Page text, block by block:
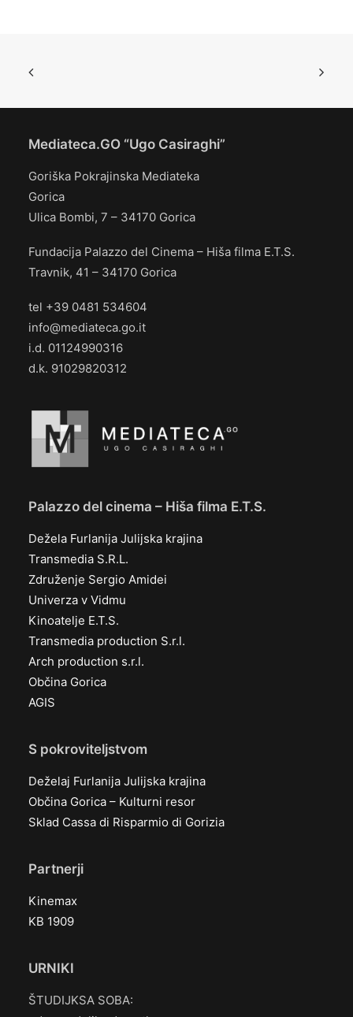
Mediateca.GO “Ugo Casiraghi”
Goriška Pokrajinska Mediateka
Gorica
Ulica Bombi, 7 – 34170 Gorica
Fundacija Palazzo del Cinema – Hiša filma E.T.S.
Travnik, 41 – 34170 Gorica
tel +39 0481 534604
info@mediateca.go.it
i.d. 01124990316
d.k. 91029820312
Palazzo del cinema – Hiša filma E.T.S.
Dežela Furlanija Julijska krajina
Transmedia S.R.L.
Združenje Sergio Amidei
Univerza v Vidmu
Kinoatelje E.T.S.
Transmedia production S.r.l.
Arch production s.r.l.
Občina Gorica
AGIS
S pokroviteljstvom
Deželaj Furlanija Julijska krajina
Občina Gorica – Kulturni resor
Sklad Cassa di Risparmio di Gorizia
Partnerji
Kinemax
KB 1909
URNIKI
ŠTUDIJKSA SOBA: